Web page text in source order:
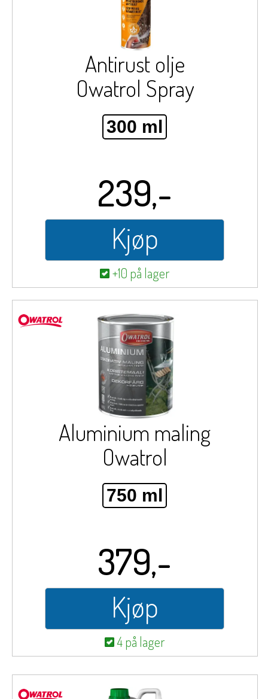
Antirust olje
Owatrol Spray
300 ml
239,-
Kjøp
+10 på lager
Aluminium maling
Owatrol
750 ml
379,-
Kjøp
4 på lager